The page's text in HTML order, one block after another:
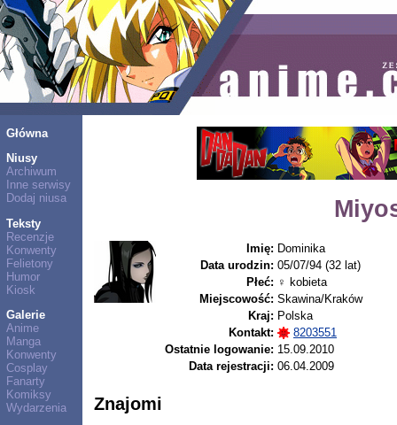
Główna
Niusy
Archiwum
Inne serwisy
Dodaj niusa
Teksty
Recenzje
Konwenty
Felietony
Humor
Kiosk
Galerie
Anime
Manga
Konwenty
Cosplay
Fanarty
Komiksy
Wydarzenia
Imię: Dominika
Data urodzin: 05/07/94 (32 lat)
Płeć: ♀ kobieta
Miejscowość: Skawina/Kraków
Kraj: Polska
Kontakt:
8203551
Ostatnie logowanie: 15.09.2010
Data rejestracji: 06.04.2009
Znajomi